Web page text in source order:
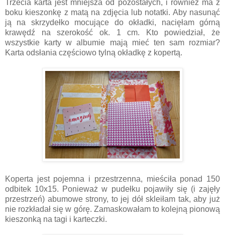
Trzecia karta jest mniejsza od pozostałych, i również ma z
boku kieszonkę z matą na zdjęcia lub notatki. Aby nasunąć
ją na skrzydełko mocujące do okładki, nacięłam górną
krawędź na szerokość ok. 1 cm. Kto powiedział, że
wszystkie karty w albumie mają mieć ten sam rozmiar?
Karta odsłania częściowo tylną okładkę z kopertą.
Koperta jest pojemna i przestrzenna, mieściła ponad 150
odbitek 10x15. Ponieważ w pudełku pojawiły się (i zajęły
przestrzeń) abumowe strony, to jej dół skleiłam tak, aby już
nie rozkładał się w górę. Zamaskowałam to kolejną pionową
kieszonką na tagi i karteczki.